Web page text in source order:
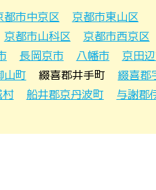
都市中京区
京都市東山区
京都市山科区 京都市西京区
長岡京市 八幡市
京田
山町 綴喜郡井手町
綴喜郡
船井郡京丹波町
与謝郡